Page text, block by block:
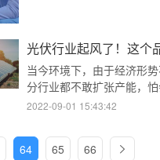
当今环境下，由于经济形
分行业都不敢扩张产能，
务或风险，然而却有一个行
预期，增速迅猛，由于全球
光伏发电需求高涨，光伏行
2022-09-01 15:43:42
64 65 66